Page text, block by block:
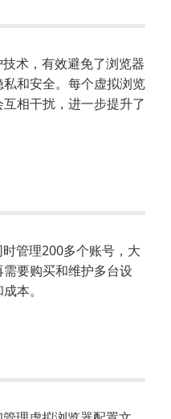
术，有效避免了浏览器
和安全。每个虚拟浏览
相干扰，进一步提升了
管理200多个账号，大
要购买和维护多台设
本。